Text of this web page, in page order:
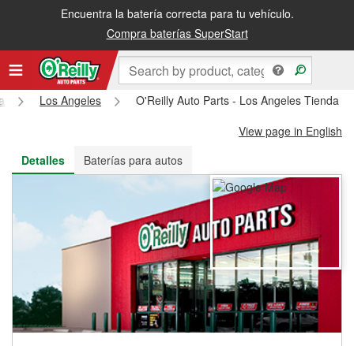
Encuentra la batería correcta para tu vehículo.
Compra baterías SuperStart
Recibe tu orden gratis al día siguiente o recógela en la tienda
Los Angeles
O'Reilly Auto Parts - Los Angeles Tienda
View page in English
Detalles
Baterías para autos